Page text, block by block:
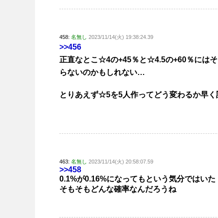
458: 名無し 2023/11/14(火) 19:38:24.39
>>456
正直なとこ☆4の+45％と☆4.5の+60％には
らないのかもしれない…
とりあえず☆5を5人作ってどう変わるか早く
463: 名無し 2023/11/14(火) 20:58:07.59
>>458
0.1%が0.16%になってもという気分ではいた
そもそもどんな確率なんだろうね